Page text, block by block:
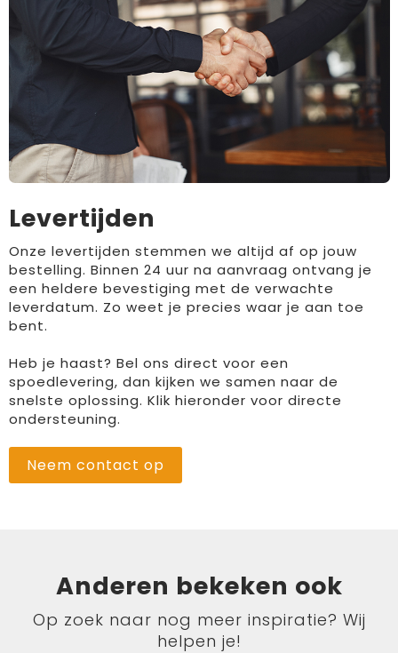
Levertijden
Onze levertijden stemmen we altijd af op jouw
bestelling. Binnen 24 uur na aanvraag ontvang je
een heldere bevestiging met de verwachte
leverdatum. Zo weet je precies waar je aan toe
bent.
Heb je haast? Bel ons direct voor een
spoedlevering, dan kijken we samen naar de
snelste oplossing. Klik hieronder voor directe
ondersteuning.
Neem contact op
Anderen bekeken ook
Op zoek naar nog meer inspiratie? Wij
helpen je!